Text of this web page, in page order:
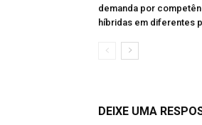
demanda por
híbridas em diferentes
DEIXE UMA